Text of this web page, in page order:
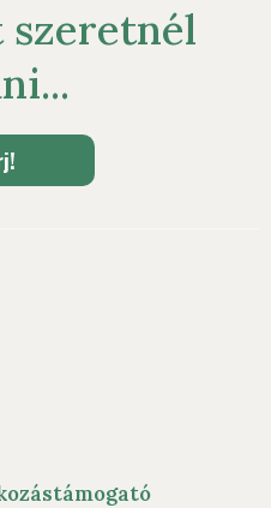
szeretnél